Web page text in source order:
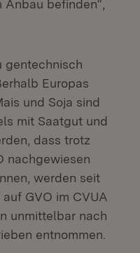
befinden“,
gentechnisch
Europas
und Soja sind
mit Saatgut und
dass trotz
nachgewiesen
werden seit
GVO im CVUA
unmittelbar nach
entnommen.